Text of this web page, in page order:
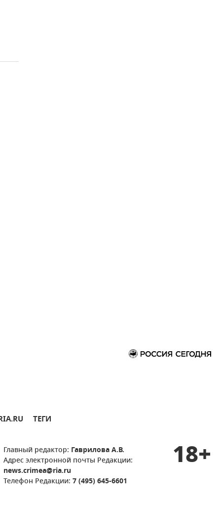
ТЕГИ
Главный редактор: Гаврилова А.В.
Адрес электронной почты Редакции:
news.crimea@ria.ru
Телефон Редакции: 7 (495) 645-6601
18+